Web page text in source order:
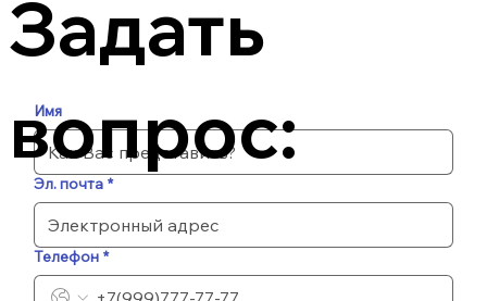
Имя
Эл. почта *
Телефон *
Задать
вопрос: